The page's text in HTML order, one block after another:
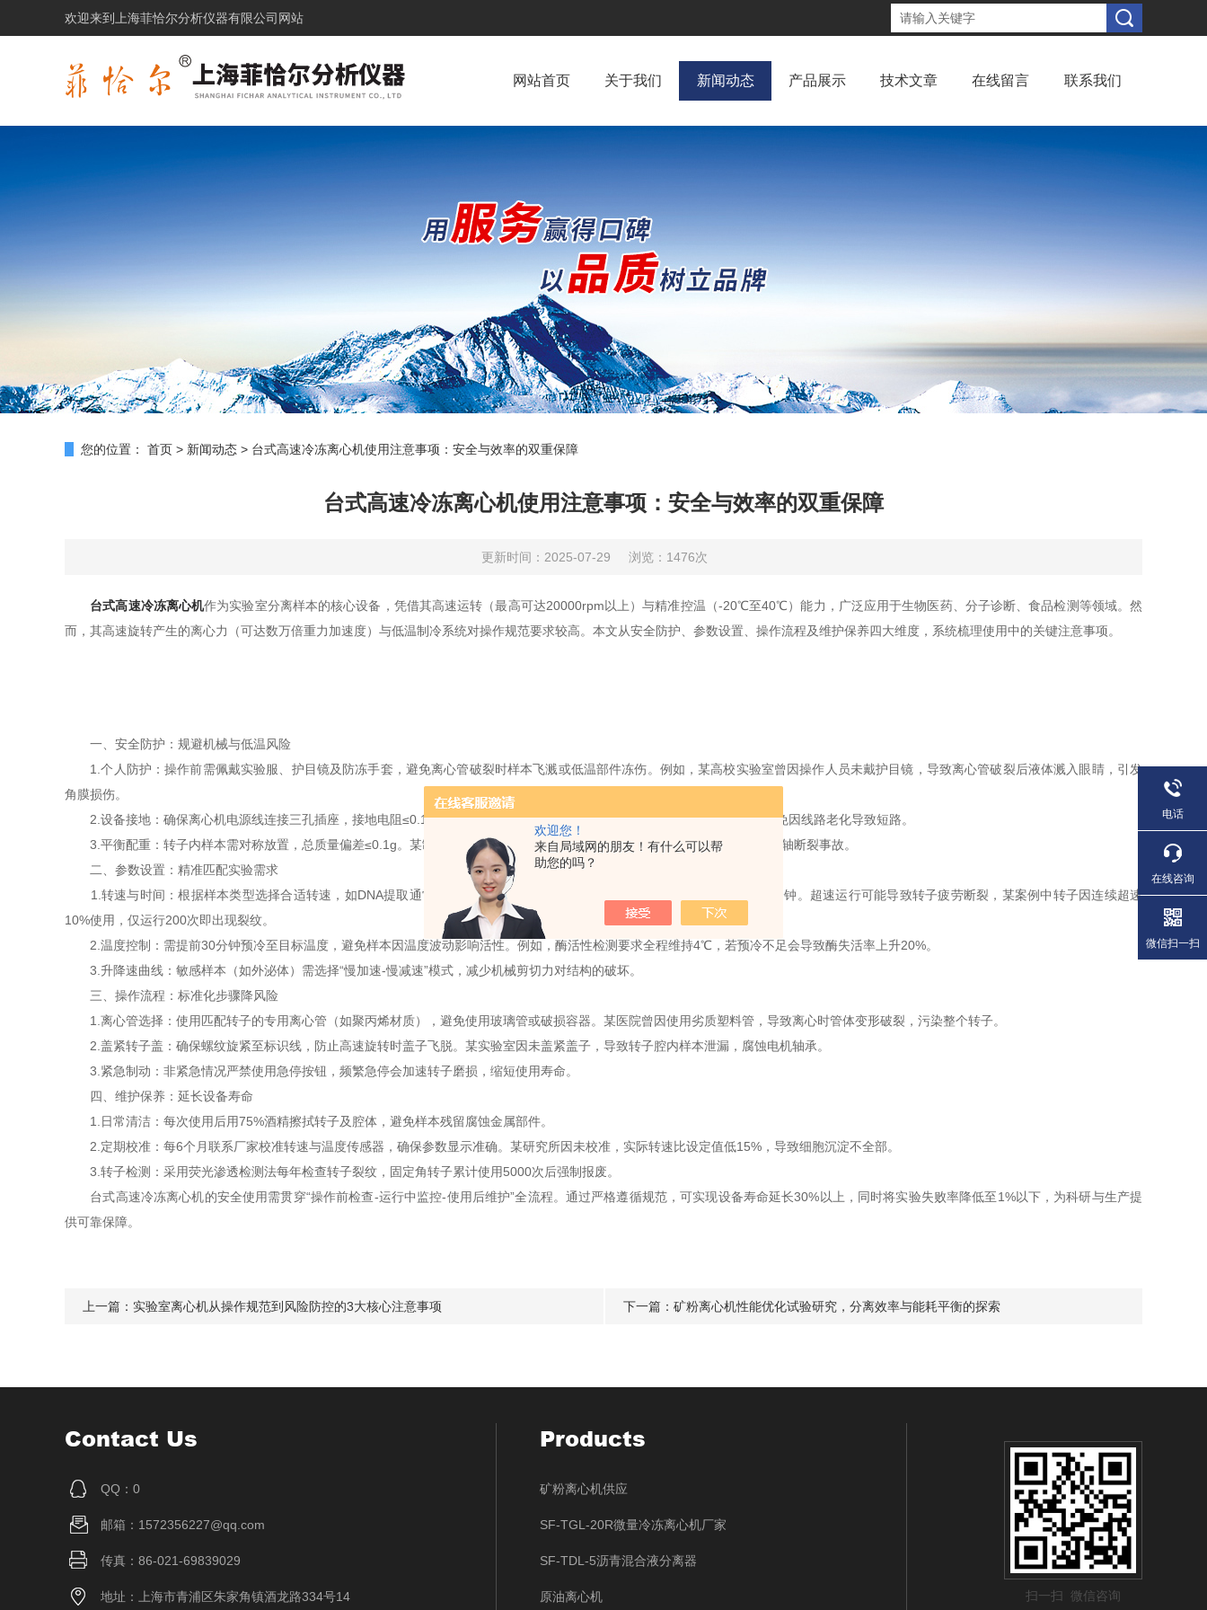
欢迎您！
来自局域网的朋友！有什么可以帮
助您的吗？
欢迎来到上海菲恰尔分析仪器有限公司网站
网站首页 关于我们 新闻动态 产品展示 技术文章 在线留言 联系我们
您的位置： 首页 > 新闻动态 > 台式高速冷冻离心机使用注意事项：安全与效率的双重保障
台式高速冷冻离心机使用注意事项：安全与效率的双重保障
更新时间：2025-07-29 浏览：1476次
台式高速冷冻离心机作为实验室分离样本的核心设备，凭借其高速运转（最高可达20000rpm以上）与精准控温（-20℃至40℃）能力，广泛应用于生物医药、分子诊断、食品检测等领域。然
而，其高速旋转产生的离心力（可达数万倍重力加速度）与低温制冷系统对操作规范要求较高。本文从安全防护、参数设置、操作流程及维护保养四大维度，系统梳理使用中的关键注意事项。
一、安全防护：规避机械与低温风险
1.个人防护：操作前需佩戴实验服、护目镜及防冻手套，避免离心管破裂时样本飞溅或低温部件冻伤。例如，某高校实验室曾因操作人员未戴护目镜，导致离心管破裂后液体溅入眼睛，引发
角膜损伤。
2.设备接地：确保离心机电源线连接三孔插座，接地电阻≤0.1Ω，防止漏电引发触电事故。定期检查电源线外皮是否破损，避免因线路老化导致短路。
3.平衡配重：转子内样本需对称放置，总质量偏差≤0.1g。某制药企业曾因样本未平衡，导致离心机振动值超标3倍，引发转子轴断裂事故。
二、参数设置：精准匹配实验需求
1.转速与时间：根据样本类型选择合适转速，如DNA提取通常设置12000rpm、10分钟，而细胞沉淀需降低至3000rpm、5分钟。超速运行可能导致转子疲劳断裂，某案例中转子因连续超速
10%使用，仅运行200次即出现裂纹。
2.温度控制：需提前30分钟预冷至目标温度，避免样本因温度波动影响活性。例如，酶活性检测要求全程维持4℃，若预冷不足会导致酶失活率上升20%。
3.升降速曲线：敏感样本（如外泌体）需选择“慢加速-慢减速”模式，减少机械剪切力对结构的破坏。
三、操作流程：标准化步骤降风险
1.离心管选择：使用匹配转子的专用离心管（如聚丙烯材质），避免使用玻璃管或破损容器。某医院曾因使用劣质塑料管，导致离心时管体变形破裂，污染整个转子。
2.盖紧转子盖：确保螺纹旋紧至标识线，防止高速旋转时盖子飞脱。某实验室因未盖紧盖子，导致转子腔内样本泄漏，腐蚀电机轴承。
3.紧急制动：非紧急情况严禁使用急停按钮，频繁急停会加速转子磨损，缩短使用寿命。
四、维护保养：延长设备寿命
1.日常清洁：每次使用后用75%酒精擦拭转子及腔体，避免样本残留腐蚀金属部件。
2.定期校准：每6个月联系厂家校准转速与温度传感器，确保参数显示准确。某研究所因未校准，实际转速比设定值低15%，导致细胞沉淀不全部。
3.转子检测：采用荧光渗透检测法每年检查转子裂纹，固定角转子累计使用5000次后强制报废。
台式高速冷冻离心机的安全使用需贯穿“操作前检查-运行中监控-使用后维护”全流程。通过严格遵循规范，可实现设备寿命延长30%以上，同时将实验失败率降低至1%以下，为科研与生产提
供可靠保障。
上一篇： 实验室离心机从操作规范到风险防控的3大核心注意事项 下一篇： 矿粉离心机性能优化试验研究，分离效率与能耗平衡的探索
Contact Us
QQ：0
邮箱：1572356227@qq.com
传真：86-021-69839029
地址：上海市青浦区朱家角镇酒龙路334号14
Products
矿粉离心机供应
SF-TGL-20R微量冷冻离心机厂家
SF-TDL-5沥青混合液分离器
原油离心机 扫一扫 微信咨询
电话
在线咨询
微信扫一扫